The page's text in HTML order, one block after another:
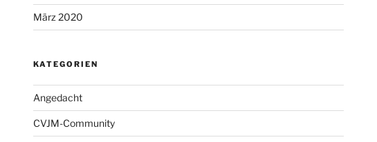
März 2020
KATEGORIEN
Angedacht
CVJM-Community